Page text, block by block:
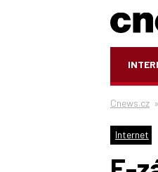
Cnews.cz »
Internet